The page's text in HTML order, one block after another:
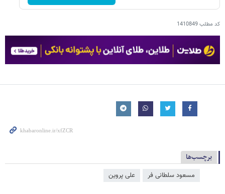
کد مطلب1410849
برچسب‌ها
مسعود سلطانی‌ فر علی پروین